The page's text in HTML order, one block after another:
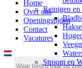
Home
Over ons
Openingstijden
Contact
Vacatures
Reinigen
Stroom en